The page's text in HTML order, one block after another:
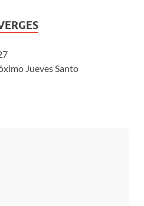
Jueves Santo